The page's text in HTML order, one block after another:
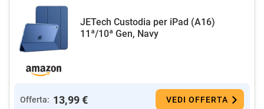
JETech Custodia per iPad (A16)
11ª/10ª Gen, Navy
Offerta: 13,99 € VEDI OFFERTA